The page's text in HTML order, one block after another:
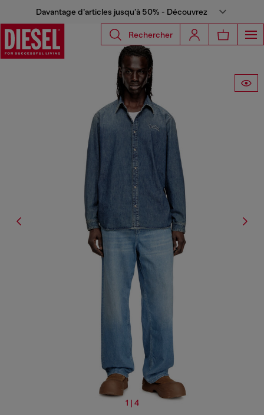
Davantage d’articles jusqu’à 50% - Découvrez
Rechercher
1 | 4